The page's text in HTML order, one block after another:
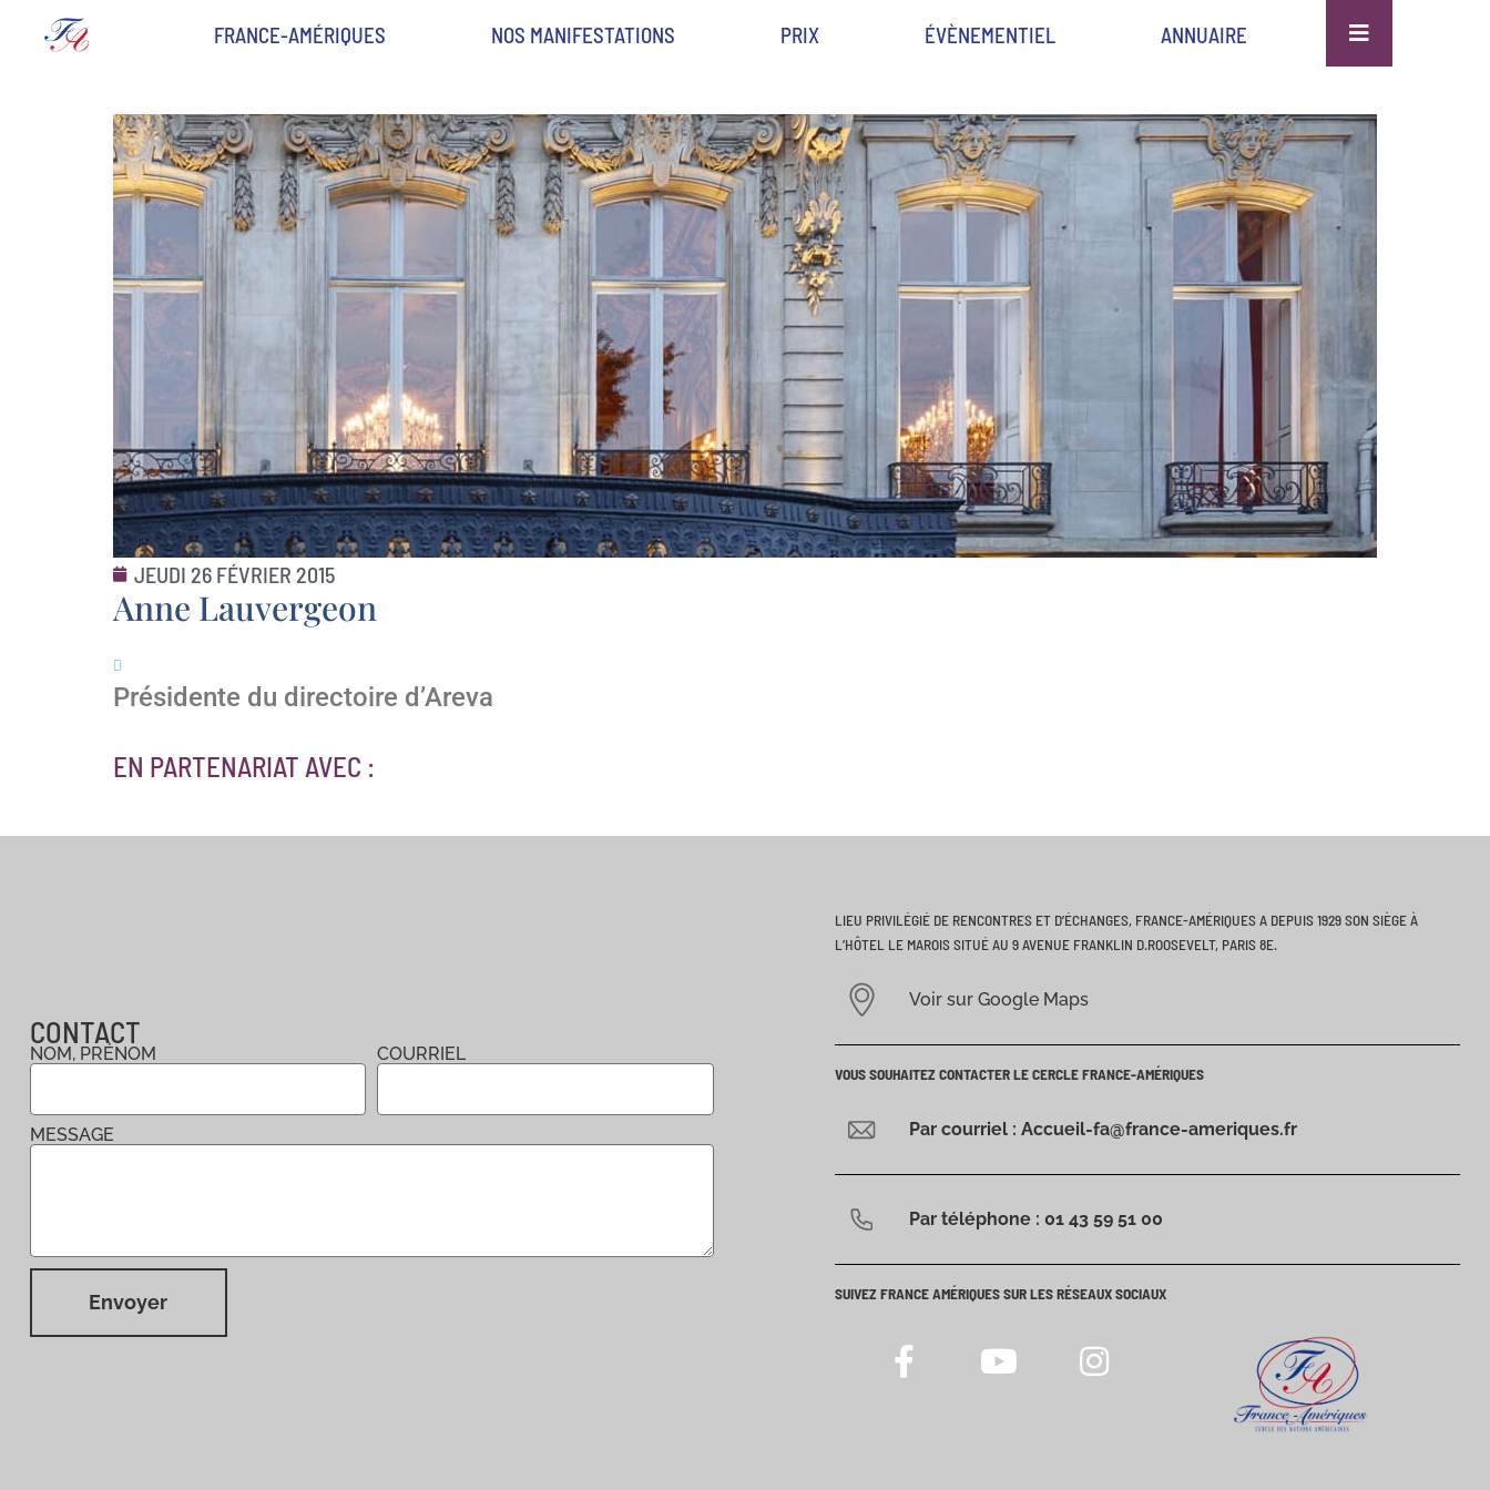
FRANCE-AMÉRIQUES NOS MANIFESTATIONS PRIX ÉVÈNEMENTIEL ANNUAIRE
JEUDI 26 FÉVRIER 2015
Anne Lauvergeon
Présidente du directoire d’Areva
EN PARTENARIAT AVEC :
CONTACT
NOM, PRÉNOM COURRIEL
MESSAGE
Envoyer
LIEU PRIVILÉGIÉ DE RENCONTRES ET D’ÉCHANGES, FRANCE-AMÉRIQUES A DEPUIS 1929 SON SIÈGE À
L’HÔTEL LE MAROIS SITUÉ AU 9 AVENUE FRANKLIN D.ROOSEVELT, PARIS 8E.
Voir sur Google Maps
VOUS SOUHAITEZ CONTACTER LE CERCLE FRANCE-AMÉRIQUES
Par courriel : Accueil-fa@france-ameriques.fr
Par téléphone : 01 43 59 51 00
SUIVEZ FRANCE AMÉRIQUES SUR LES RÉSEAUX SOCIAUX